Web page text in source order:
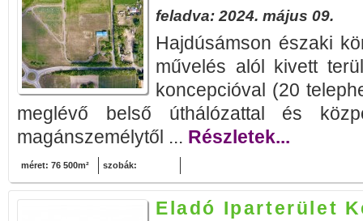
feladva: 2024. május 09.
Hajdúsámson északi
művelés alól kivett
koncepcióval (20
meglévő belső úthálózattal és
magánszemélytől ... Részletek...
méret: 76 500m² szobák:
Eladó Iparterület